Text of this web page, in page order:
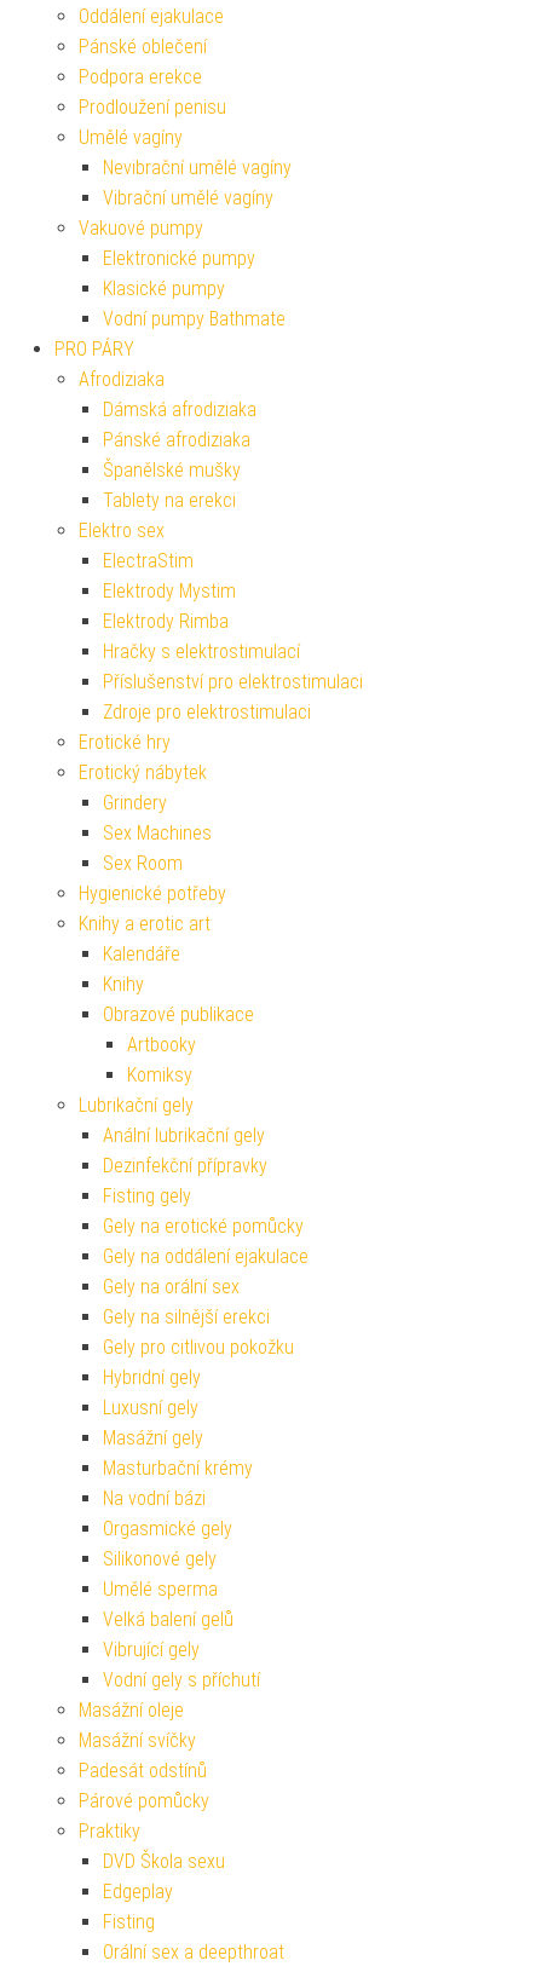
Oddálení ejakulace
Pánské oblečení
Podpora erekce
Prodloužení penisu
Umělé vagíny
Nevibrační umělé vagíny
Vibrační umělé vagíny
Vakuové pumpy
Elektronické pumpy
Klasické pumpy
Vodní pumpy Bathmate
PRO PÁRY
Afrodiziaka
Dámská afrodiziaka
Pánské afrodiziaka
Španělské mušky
Tablety na erekci
Elektro sex
ElectraStim
Elektrody Mystim
Elektrody Rimba
Hračky s elektrostimulací
Příslušenství pro elektrostimulaci
Zdroje pro elektrostimulaci
Erotické hry
Erotický nábytek
Grindery
Sex Machines
Sex Room
Hygienické potřeby
Knihy a erotic art
Kalendáře
Knihy
Obrazové publikace
Artbooky
Komiksy
Lubrikační gely
Anální lubrikační gely
Dezinfekční přípravky
Fisting gely
Gely na erotické pomůcky
Gely na oddálení ejakulace
Gely na orální sex
Gely na silnější erekci
Gely pro citlivou pokožku
Hybridní gely
Luxusní gely
Masážní gely
Masturbační krémy
Na vodní bázi
Orgasmické gely
Silikonové gely
Umělé sperma
Velká balení gelů
Vibrující gely
Vodní gely s příchutí
Masážní oleje
Masážní svíčky
Padesát odstínů
Párové pomůcky
Praktiky
DVD Škola sexu
Edgeplay
Fisting
Orální sex a deepthroat